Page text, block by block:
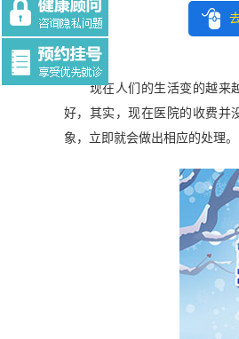
Tag:$tag
现在人们的生活变的越来越
好，其实，现在医院的收费并
象，立即就会做出相应的处理。